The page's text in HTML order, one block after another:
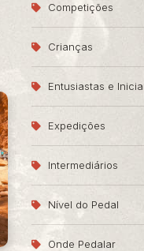
Competições
Crianças
Entusiastas e
Expedições
Intermediários
Nível do Pedal
Onde Pedalar